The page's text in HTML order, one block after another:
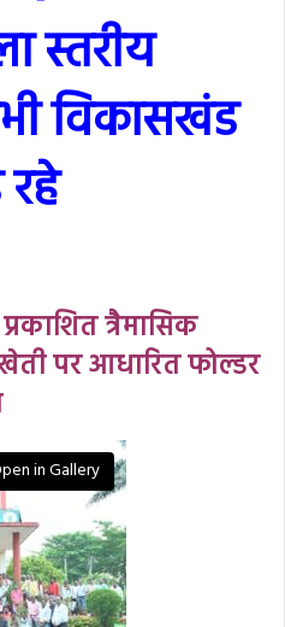
स्तरीय
विकासखंड
प्रकाशित त्रैमासिक
पर आधारित फोल्डर
in Gallery